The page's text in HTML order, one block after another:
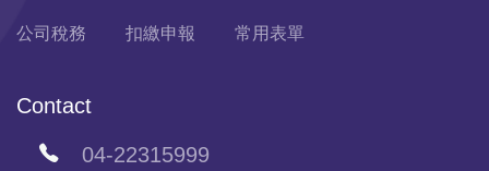
公司稅務 扣繳申報 常用表單
Contact
04-22315999